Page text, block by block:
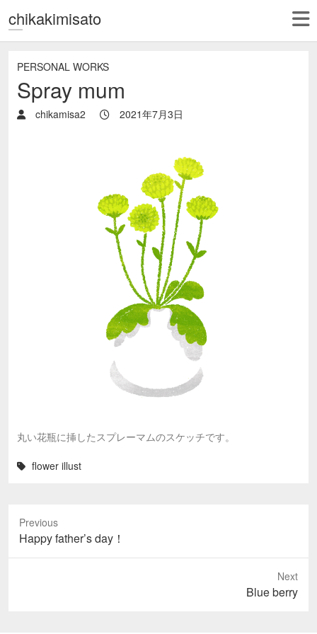
chikakimisato
PERSONAL WORKS
Spray mum
chikamisa2 2021年7月3日
丸い花瓶に挿したスプレーマムのスケッチです。
flower illust
Previous
Previous
post:
Happy father’s day！
Next
Blue berry